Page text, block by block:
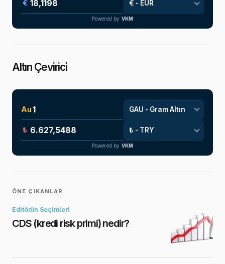
€
Powered by VKM
Altın Çevirici
Au
₺
Powered by VKM
ÖNE ÇIKANLAR
Editörün Seçimleri
CDS (kredi risk primi) nedir?